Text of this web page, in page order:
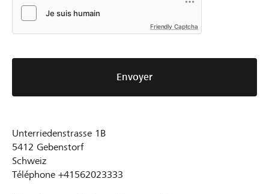
Friendly Captcha
Envoyer
Unterriedenstrasse 1B
5412 Gebenstorf
Schweiz
Téléphone +41562023333